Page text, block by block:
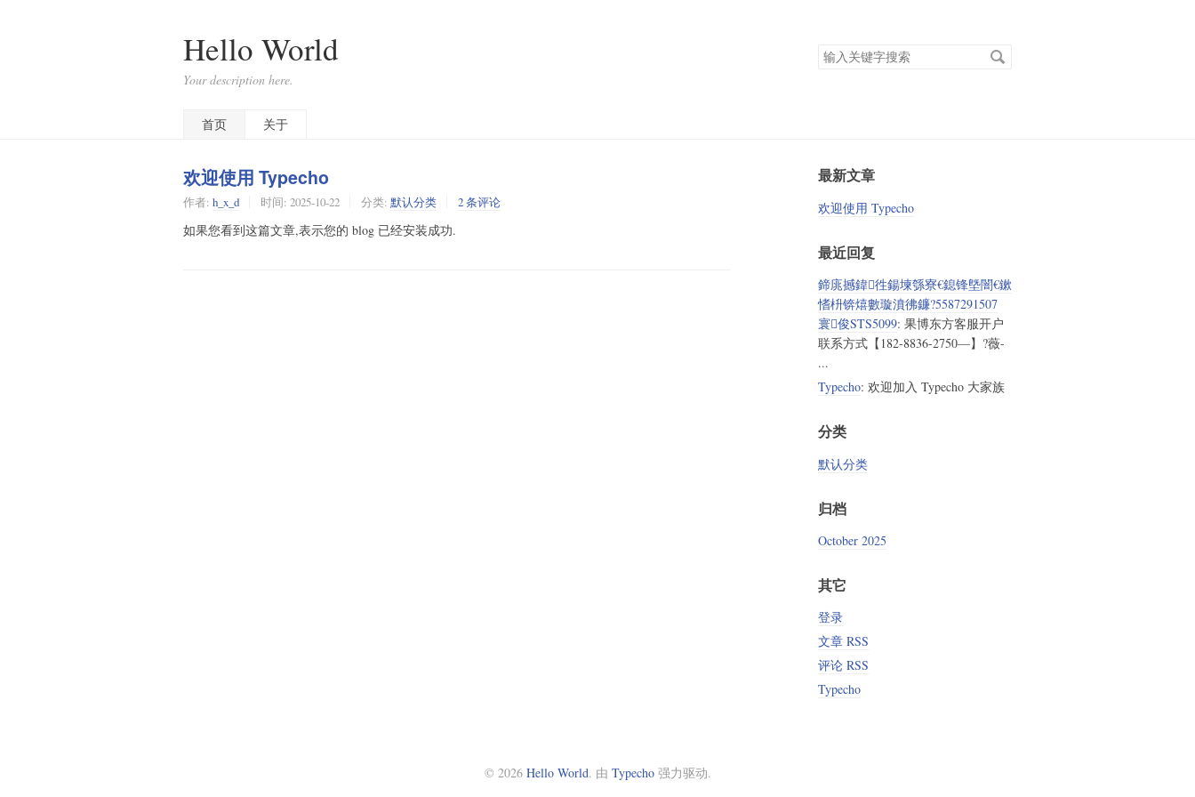
Hello World
Your description here.
搜
索
首页
关于
欢迎使用 Typecho
作者: h_x_d 时间: 2025-10-22 分类: 默认分类 2 条评论
如果您看到这篇文章,表示您的 blog 已经安装成功.
最新文章
欢迎使用 Typecho
最近回复
鍗庣撼鍏徃鍚堜綔寮€鎴锋墍闇€鏉
愭枡锛熺數璇濆彿鐮?5587291507
寰俊STS5099: 果博东方客服开户
联系方式【182-8836-2750—】?薇-
...
Typecho: 欢迎加入 Typecho 大家族
分类
默认分类
归档
October 2025
其它
登录
文章 RSS
评论 RSS
Typecho
© 2026 Hello World. 由 Typecho强力驱动.